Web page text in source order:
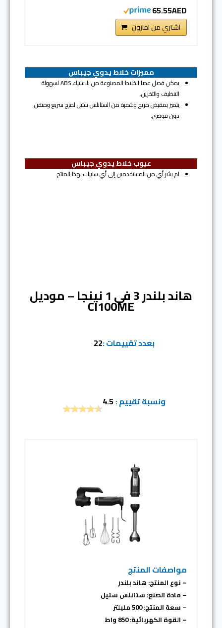
65.55AED
اشتري من امازون
مميزات خلاط يدوي جيباس
يمكن فصل عصا الخلاط المصنوعة من بلاستيك ABS لسهولة
التنظيف والتخزين.
يتميز بمقبض مريح وشفرة من الستانلس ستيل لمزج سريع ومتقن
دون فوضى.
عيوب خلاط يدوي جيباس
لم يشر أي من المستخدمين إلى أي سلبيات بهذا المنتج.
هاند بلندر 3 في 1 نينجا – موديلCI100ME
بعدد تقييمات :22
ونسبة تقييم :4.5
مواصفات المنتج
– نوع المنتج: هاند بلندر
– مادة الصنع: ستانلس ستيل
– سعة المنتج: 500 مليلتر
– القوة الكهربائية: 850 واط